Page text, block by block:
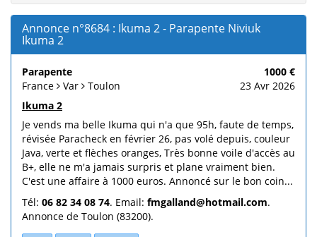
Annonce n°8684 : Ikuma 2 - Parapente Niviuk
Ikuma 2
Parapente
1000 €
France
Var Toulon
23 Avr 2026
Ikuma 2
Je vends ma belle Ikuma qui n'a que 95h, faute de temps,
révisée Paracheck en février 26, pas volé depuis, couleur
Java, verte et flèches oranges, Très bonne voile d'accès au
B+, elle ne m'a jamais surpris et plane vraiment bien.
C'est une affaire à 1000 euros. Annoncé sur le bon coin...
Tél: 06 82 34 08 74. Email: fmgalland@hotmail.com.
Annonce de Toulon (83200).